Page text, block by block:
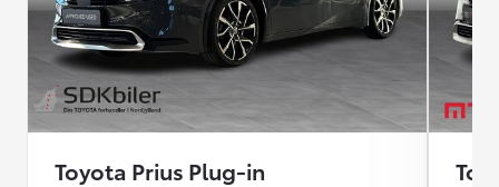
Toyota Prius Plug-in